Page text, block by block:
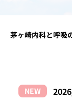
茅ヶ崎内科と呼吸
NEW